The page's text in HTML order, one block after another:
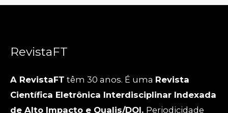
RevistaFT
A RevistaFT têm 30 anos. É uma Revista
Científica Eletrônica Interdisciplinar Indexada
de Alto Impacto e Qualis/DOI. Periodicidade